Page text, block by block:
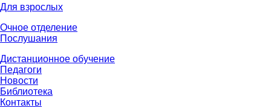
Для взрослых
Очное отделение
Послушания
Дистанционное обучение
Педагоги
Новости
Библиотека
Контакты